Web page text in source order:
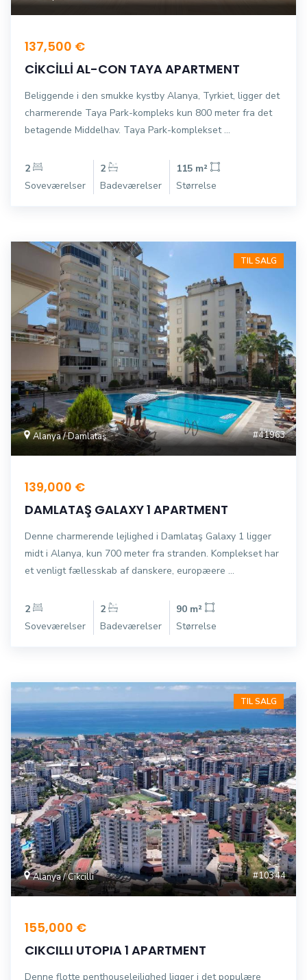
137,500 €
CİKCİLLİ AL-CON TAYA APARTMENT
Beliggende i den smukke kystby Alanya, Tyrkiet, ligger det
charmerende Taya Park-kompleks kun 800 meter fra det
betagende Middelhav. Taya Park-komplekset ...
2
Soveværelser
2
Badeværelser
115 m²
Størrelse
TIL SALG
Alanya / Damlataş #41963
139,000 €
DAMLATAŞ GALAXY 1 APARTMENT
Denne charmerende lejlighed i Damlataş Galaxy 1 ligger
midt i Alanya, kun 700 meter fra stranden. Komplekset har
et venligt fællesskab af danskere, europæere ...
2
Soveværelser
2
Badeværelser
90 m²
Størrelse
TIL SALG
Alanya / Cikcilli #10344
155,000 €
CIKCILLI UTOPIA 1 APARTMENT
Denne flotte penthouselejlighed ligger i det populære